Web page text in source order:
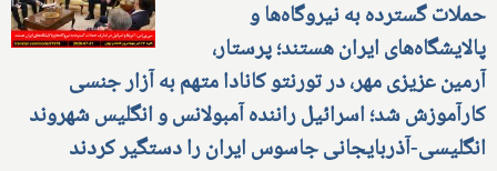
حملات گسترده به نیروگاه‌ها و
پالایشگاه‌های ایران هستند؛ پرستار،
آرمین عزیزی مهر، در تورنتو کانادا متهم به آزار جنسی
کارآموزش شد؛ اسرائیل راننده آمبولانس و انگلیس شهروند
انگلیسی-آذربایجانی جاسوس ایران را دستگیر کردند